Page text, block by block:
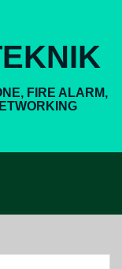
FIRE ALARM,